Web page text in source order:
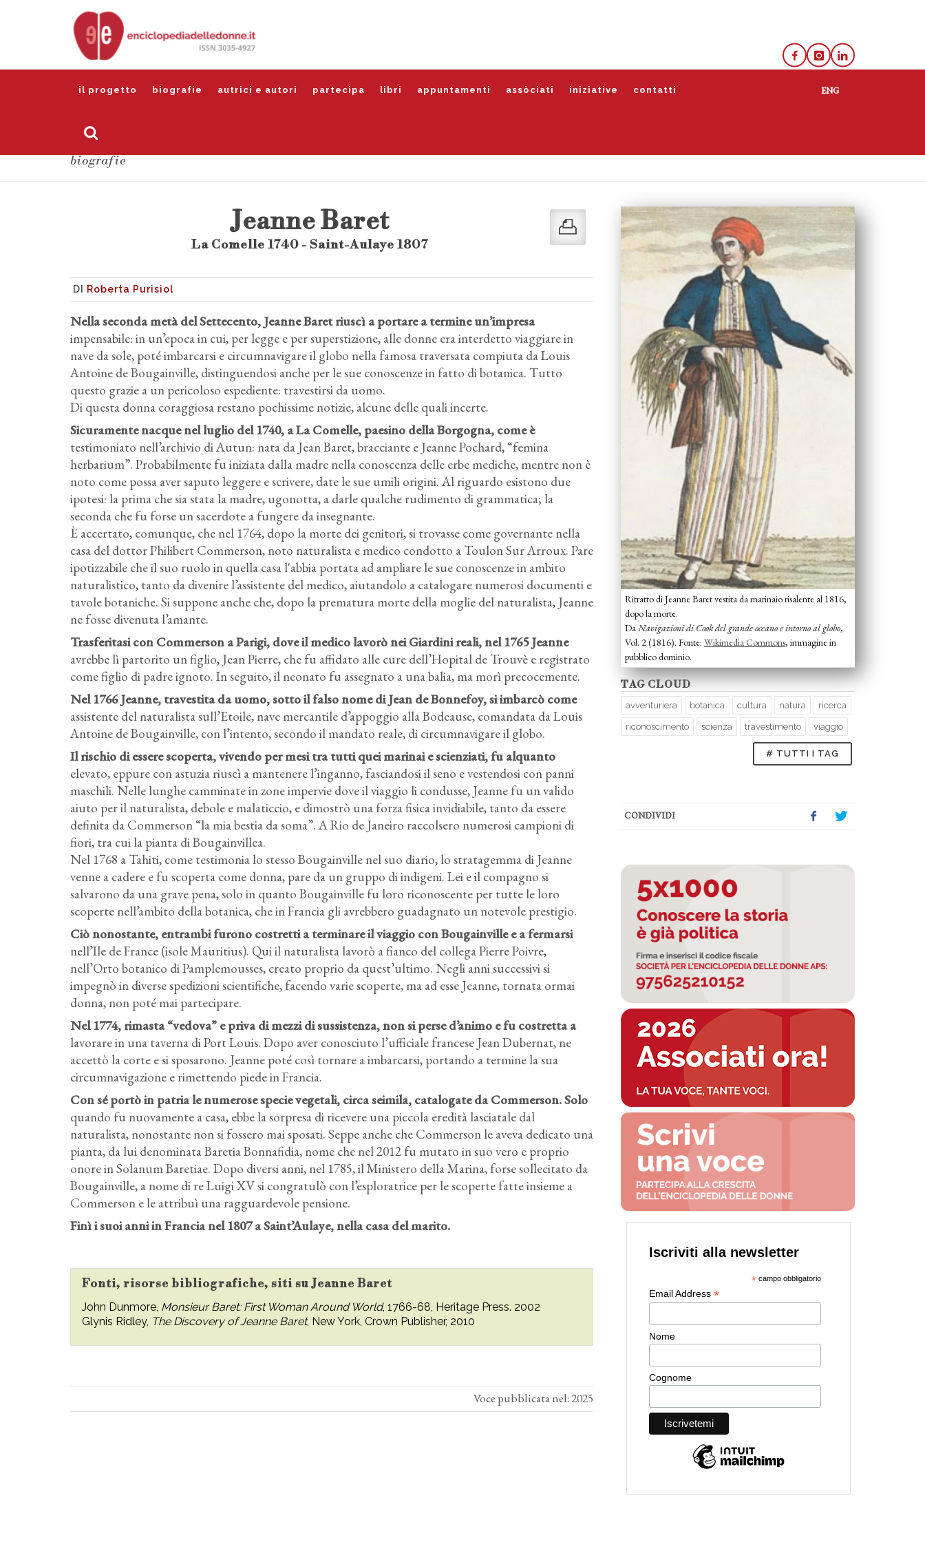
il progetto biografie autrici e autori partecipa libri appuntamenti assòciati iniziative contatti
biografie
Ritratto di Jeanne Baret vestita da marinaio risalente al 1816,
dopo la morte.
DaNavigazioni di Cook del grande oceano e intorno al globo,
Vol. 2 (1816). Fonte: Wikimedia Commons, immagine in
pubblico dominio.
TAG CLOUD
avventuriera botanica cultura natura ricerca
riconoscimento scienza travestimento viaggio
# TUTTI I TAG
CONDIVIDI
Jeanne Baret
La Comelle 1740 - Saint-Aulaye 1807
DI Roberta Purisiol
Nella seconda metà del Settecento, Jeanne Baret riuscì a portare a termine un’impresa
impensabile: in un’epoca in cui, per legge e per superstizione, alle donne era interdetto viaggiare in
nave da sole, poté imbarcarsi e circumnavigare il globo nella famosa traversata compiuta da Louis
Antoine de Bougainville, distinguendosi anche per le sue conoscenze in fatto di botanica. Tutto
questo grazie a un pericoloso espediente: travestirsi da uomo.
Di questa donna coraggiosa restano pochissime notizie, alcune delle quali incerte.
Sicuramente nacque nel luglio del 1740, a La Comelle, paesino della Borgogna, come è
testimoniato nell’archivio di Autun: nata da Jean Baret, bracciante e Jeanne Pochard, “femina
herbarium”. Probabilmente fu iniziata dalla madre nella conoscenza delle erbe mediche, mentre non è
noto come possa aver saputo leggere e scrivere, date le sue umili origini. Al riguardo esistono due
ipotesi: la prima che sia stata la madre, ugonotta, a darle qualche rudimento di grammatica; la
seconda che fu forse un sacerdote a fungere da insegnante.
È accertato, comunque, che nel 1764, dopo la morte dei genitori, si trovasse come governante nella
casa del dottor Philibert Commerson, noto naturalista e medico condotto a Toulon Sur Arroux. Pare
ipotizzabile che il suo ruolo in quella casa l'abbia portata ad ampliare le sue conoscenze in ambito
naturalistico, tanto da divenire l’assistente del medico, aiutandolo a catalogare numerosi documenti e
tavole botaniche. Si suppone anche che, dopo la prematura morte della moglie del naturalista, Jeanne
ne fosse divenuta l’amante.
Trasferitasi con Commerson a Parigi, dove il medico lavorò nei Giardini reali, nel 1765 Jeanne
avrebbe lì partorito un figlio, Jean Pierre, che fu affidato alle cure dell’Hopital de Trouvè e registrato
come figlio di padre ignoto. In seguito, il neonato fu assegnato a una balia, ma morì precocemente.
Nel 1766 Jeanne, travestita da uomo, sotto il falso nome di Jean de Bonnefoy, si imbarcò come
assistente del naturalista sull’Etoile, nave mercantile d’appoggio alla Bodeause, comandata da Louis
Antoine de Bougainville, con l’intento, secondo il mandato reale, di circumnavigare il globo.
Il rischio di essere scoperta, vivendo per mesi tra tutti quei marinai e scienziati, fu alquanto
elevato, eppure con astuzia riuscì a mantenere l’inganno, fasciandosi il seno e vestendosi con panni
maschili. Nelle lunghe camminate in zone impervie dove il viaggio li condusse, Jeanne fu un valido
aiuto per il naturalista, debole e malaticcio, e dimostrò una forza fisica invidiabile, tanto da essere
definita da Commerson “la mia bestia da soma”. A Rio de Janeiro raccolsero numerosi campioni di
fiori, tra cui la pianta di Bougainvillea.
Nel 1768 a Tahiti, come testimonia lo stesso Bougainville nel suo diario, lo stratagemma di Jeanne
venne a cadere e fu scoperta come donna, pare da un gruppo di indigeni. Lei e il compagno si
salvarono da una grave pena, solo in quanto Bougainville fu loro riconoscente per tutte le loro
scoperte nell’ambito della botanica, che in Francia gli avrebbero guadagnato un notevole prestigio.
Ciò nonostante, entrambi furono costretti a terminare il viaggio con Bougainville e a fermarsi
nell’Ile de France (isole Mauritius). Qui il naturalista lavorò a fianco del collega Pierre Poivre,
nell’Orto botanico di Pamplemousses, creato proprio da quest’ultimo. Negli anni successivi si
impegnò in diverse spedizioni scientifiche, facendo varie scoperte, ma ad esse Jeanne, tornata ormai
donna, non poté mai partecipare.
Nel 1774, rimasta “vedova” e priva di mezzi di sussistenza, non si perse d’animo e fu costretta a
lavorare in una taverna di Port Louis. Dopo aver conosciuto l’ufficiale francese Jean Dubernat, ne
accettò la corte e si sposarono. Jeanne poté così tornare a imbarcarsi, portando a termine la sua
circumnavigazione e rimettendo piede in Francia.
Con sé portò in patria le numerose specie vegetali, circa seimila, catalogate da Commerson. Solo
quando fu nuovamente a casa, ebbe la sorpresa di ricevere una piccola eredità lasciatale dal
naturalista, nonostante non si fossero mai sposati. Seppe anche che Commerson le aveva dedicato una
pianta, da lui denominata Baretia Bonnafidia, nome che nel 2012 fu mutato in suo vero e proprio
onore in Solanum Baretiae. Dopo diversi anni, nel 1785, il Ministero della Marina, forse sollecitato da
Bougainville, a nome di re Luigi XV si congratulò con l’esploratrice per le scoperte fatte insieme a
Commerson e le attribuì una ragguardevole pensione.
Finì i suoi anni in Francia nel 1807 a Saint’Aulaye, nella casa del marito.
Fonti, risorse bibliografiche, siti su Jeanne Baret
John Dunmore, Monsieur Baret: First Woman Around World, 1766-68, Heritage Press. 2002
Glynis Ridley, The Discovery of Jeanne Baret, New York, Crown Publisher, 2010
Voce pubblicata nel: 2025